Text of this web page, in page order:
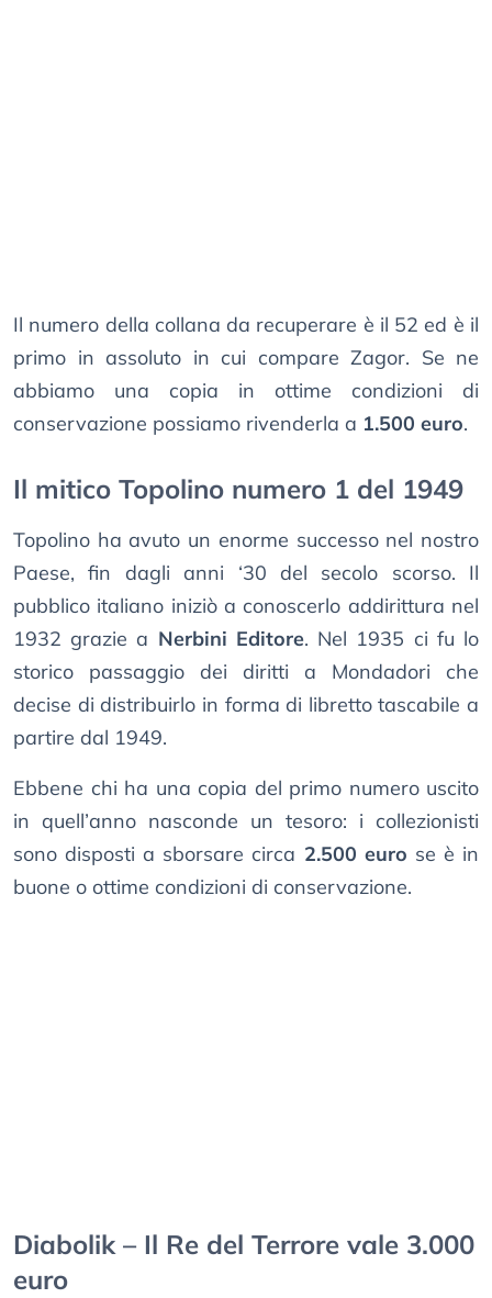
Il numero della collana da recuperare è il 52 ed è il
primo in assoluto in cui compare Zagor. Se ne
abbiamo una copia in ottime condizioni di
conservazione possiamo rivenderla a 1.500 euro.
Il mitico Topolino numero 1 del 1949
Topolino ha avuto un enorme successo nel nostro
Paese, fin dagli anni ‘30 del secolo scorso. Il
pubblico italiano iniziò a conoscerlo addirittura nel
1932 grazie a Nerbini Editore. Nel 1935 ci fu lo
storico passaggio dei diritti a Mondadori che
decise di distribuirlo in forma di libretto tascabile a
partire dal 1949.
Ebbene chi ha una copia del primo numero uscito
in quell’anno nasconde un tesoro: i collezionisti
sono disposti a sborsare circa 2.500 euro se è in
buone o ottime condizioni di conservazione.
Diabolik – Il Re del Terrore vale 3.000
euro